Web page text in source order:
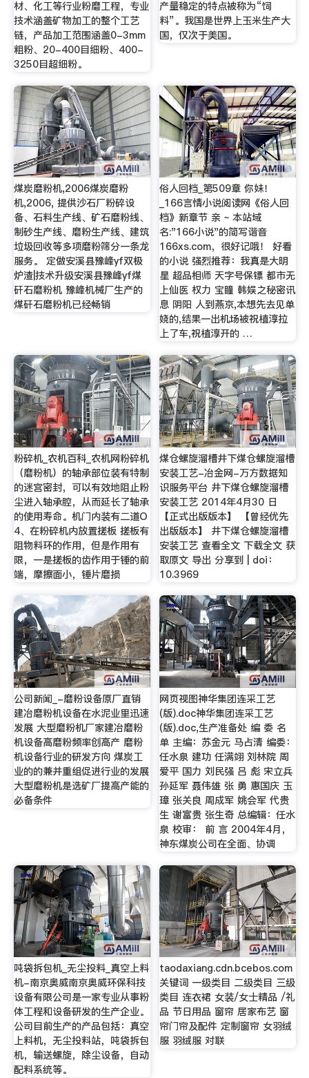
材、化工等行业粉磨工程，专业
技术涵盖矿物加工的整个工艺
链，产品加工范围涵盖0-3mm
粗粉、20-400目细粉、400-
3250目超细粉。
产量稳定的特点被称为“饲
料”。我国是世界上玉米生产大
国，仅次于美国。
煤炭磨粉机,2006煤炭磨粉
机,2006, 提供沙石厂粉碎设
备、石料生产线、矿石磨粉线、
制砂生产线、磨粉生产线、建筑
垃圾回收等多项磨粉筛分一条龙
服务。 定做安溪县豫峰yf双极
炉渣|技术升级安溪县豫峰yf煤
矸石磨粉机 豫峰机械厂生产的
煤矸石磨粉机已经畅销
俗人回档_第509章 你妹！
_166言情小说阅读网《俗人回
档》新章节 亲 ~ 本站域
名:"166小说"的简写谐音
166xs.com，很好记哦！ 好看
的小说 强烈推荐：我真是大明
星 超品相师 天字号保镖 都市无
上仙医 权力 宝瞳 韩娱之秘密讯
息 阴阳 人到燕京,本想先去见单
娆的,结果一出机场被祝植淳拉
上了车,祝植淳开的 …
粉碎机_农机百科_农机网粉碎机
（磨粉机）的轴承部位装有特制
的迷宫密封，可以有效地阻止粉
尘进入轴承腔，从而延长了轴承
的使用寿命。机门内装有二道O
4、在粉碎机内放置搓板 搓板有
阻物料环的作用，但是作用有
限，一是搓板的齿作用于锤的前
端，摩擦面小，锤片磨损
煤仓螺旋溜槽井下煤仓螺旋溜槽
安装工艺-冶金网-万方数据知
识服务平台 井下煤仓螺旋溜槽
安装工艺 2014年4月30 日
【正式出版版本】 【曾经优先
出版版本】 井下煤仓螺旋溜槽
安装工艺 查看全文 下载全文 获
取原文 导出 分享到 | doi：
10.3969
公司新闻_-磨粉设备原厂直销
建冶磨粉机设备在水泥业里迅速
发展 大型磨粉机厂家建冶磨粉
机设备高磨粉频率创高产 磨粉
机设备行业的研发方向 煤炭工
业的的兼并重组促进行业的发展
大型磨粉机是选矿厂提高产能的
必备条件
网页视图神华集团连采工艺
(版).doc神华集团连采工艺
(版).doc,生产准备处 编 委 名
单 主编：苏金元 马占清 编委：
任水泉 建功 任满翊 刘林院 周
爱平 国力 刘民强 吕 彪 宋立兵
孙延军 聂伟雄 张 勇 惠国庆 玉
璋 张关良 周成军 姚会军 代贵
生 谢富贵 张生奇 总编辑：任水
泉 校审： 前 言 2004年4月，
神东煤炭公司在全面、协调
吨袋拆包机_无尘投料_真空上料
机-南京奥威南京奥威环保科技
设备有限公司是一家专业从事粉
体工程和设备研发的生产企业。
公司目前生产的产品包括：真空
上料机，无尘投料站，吨袋拆包
机，输送螺旋，除尘设备，自动
配料系统等。
taodaxiang.cdn.bcebos.com
关键词 一级类目 二级类目 三级
类目 连衣裙 女装/女士精品 /礼
品 节日用品 窗帘 居家布艺 窗
帘门帘及配件 定制窗帘 女羽绒
服 羽绒服 对联